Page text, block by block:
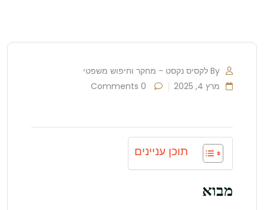
By לקסיס נקסט - מחקר וחיפוש משפטי
מרץ 4, 2025
תוכן עניינים
מבוא